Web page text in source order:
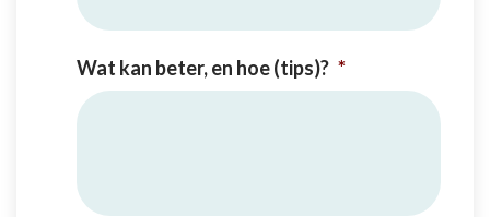
Wat kan beter, en hoe (tips)? *